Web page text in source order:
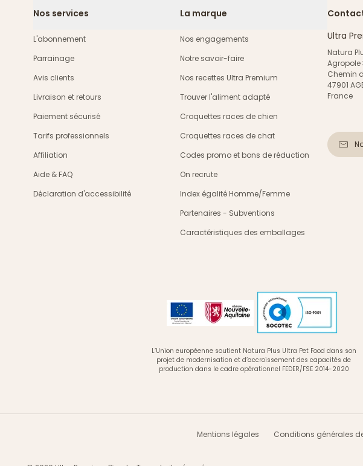
Nos services
L'abonnement
Parrainage
Avis clients
Livraison et retours
Paiement sécurisé
Tarifs professionnels
Affiliation
Aide & FAQ
Déclaration d'accessibilité
La marque
Nos engagements
Notre savoir-faire
Nos recettes Ultra Premium
Trouver l'aliment adapté
Croquettes races de chien
Croquettes races de chat
Codes promo et bons de réduction
On recrute
Index égalité Homme/Femme
Partenaires - Subventions
Caractéristiques des emballages
Ultra
Natura
Agropole
Chemin
47901
France
L’Union européenne soutient Natura Plus Ultra Pet Food dans son
projet de modernisation et d’accroissement des capacités de
production dans le cadre opérationnel FEDER/FSE 2014-2020
Mentions légales Conditions générales